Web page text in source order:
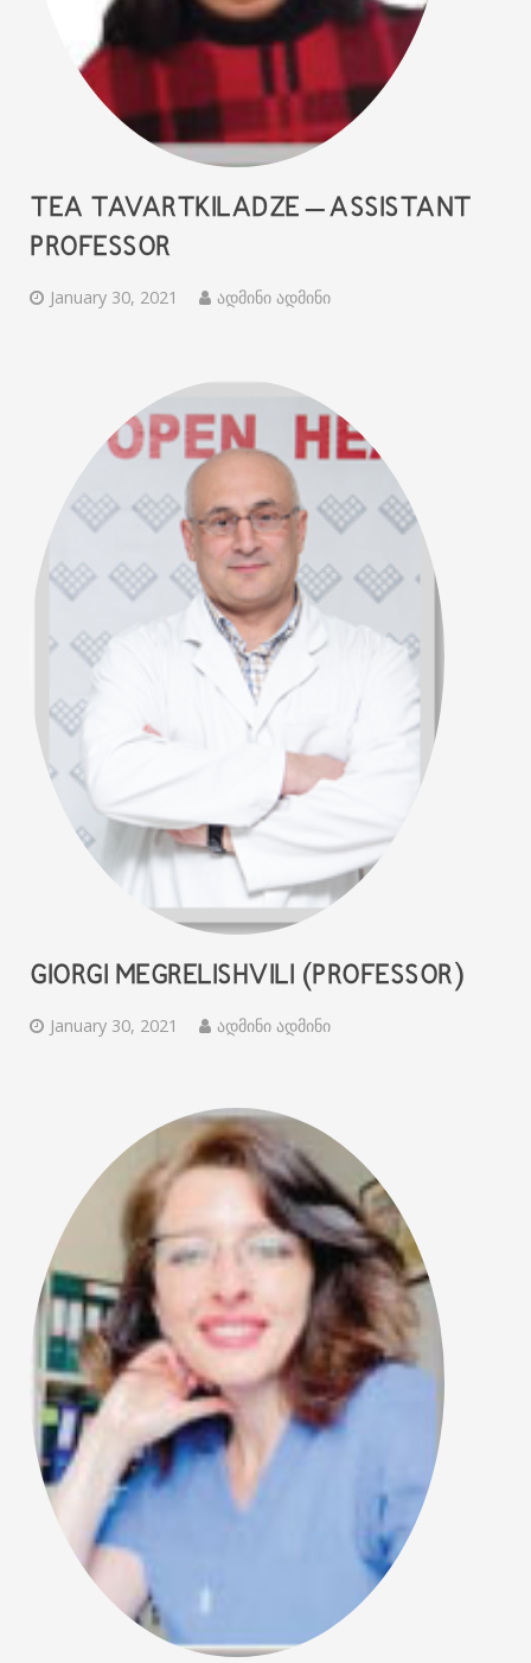
TEA TAVARTKILADZE – ASSISTANT
PROFESSOR
January 30, 2021 ადმინი ადმინი
GIORGI MEGRELISHVILI (PROFESSOR)
January 30, 2021 ადმინი ადმინი